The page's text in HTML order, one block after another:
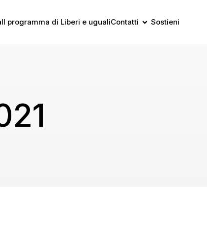
Il programma di Liberi e ugualiContatti Sostieni